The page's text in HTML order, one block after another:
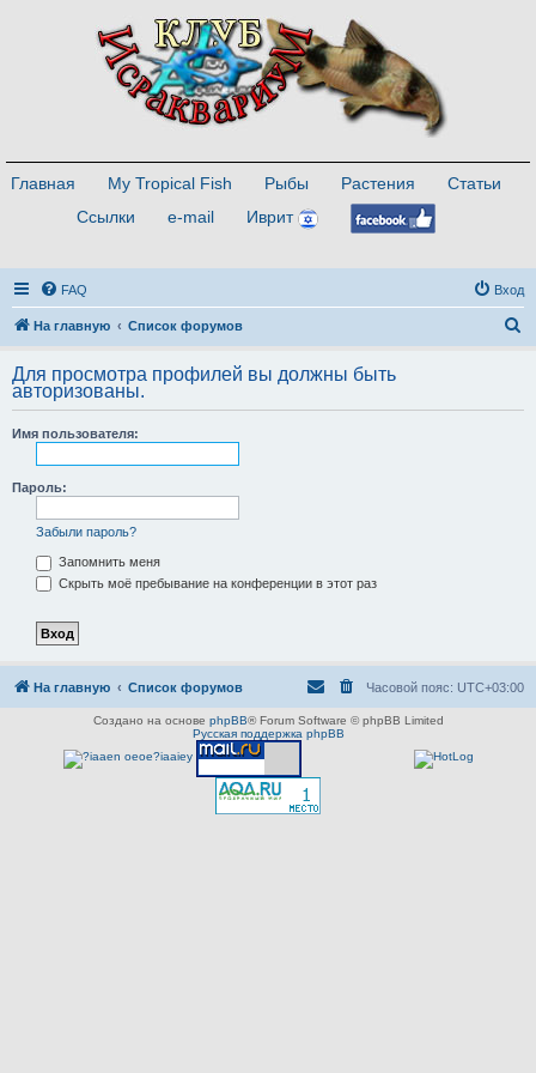
Главная My Tropical Fish Рыбы Растения
Статьи
Ссылки
e-mail Иврит
FAQ Вход
На главную Список форумов
с
Для просмотра профилей вы должны быть
авторизованы.
Имя пользователя:
Пароль:
Забыли пароль?
Запомнить меня
Скрыть моё пребывание на конференции в этот раз
На главную Список форумов Часовой пояс: UTC+03:00
Создано на основе phpBB® Forum Software © phpBB Limited
Русская поддержка phpBB